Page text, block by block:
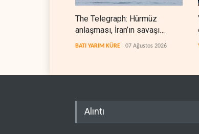
The Telegraph: Hürmüz
anlaşması, İran’ın savaşı
kazandığını gösteriyor
BATI YARIM KÜRE 07 Ağustos 2026
Alıntı